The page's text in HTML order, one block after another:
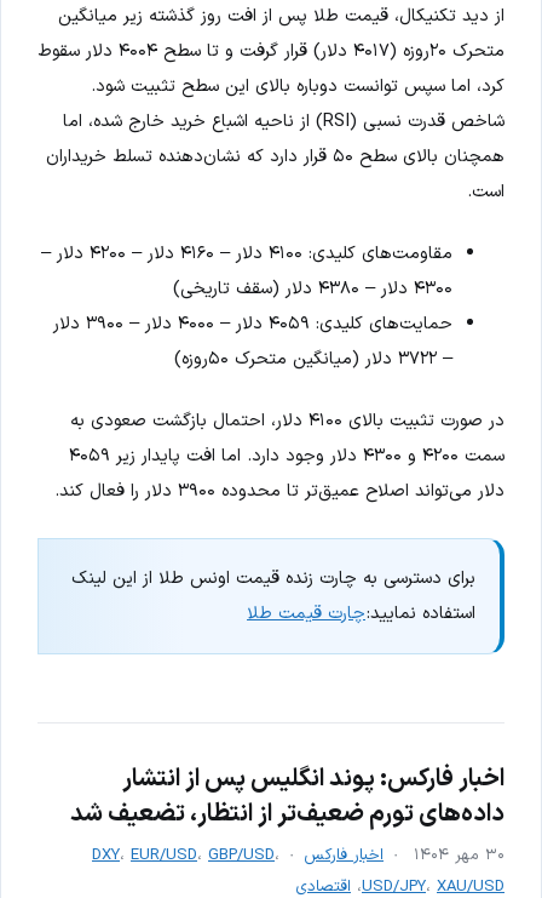
از دید تکنیکال، قیمت طلا پس از افت روز گذشته زیر میانگین
متحرک ۲۰روزه (۴۰۱۷ دلار) قرار گرفت و تا سطح ۴۰۰۴ دلار سقوط
کرد، اما سپس توانست دوباره بالای این سطح تثبیت شود.
شاخص قدرت نسبی (RSI) از ناحیه اشباع خرید خارج شده، اما
همچنان بالای سطح ۵۰ قرار دارد که نشان‌دهنده تسلط خریداران
است.
مقاومت‌های کلیدی: ۴۱۰۰ دلار – ۴۱۶۰ دلار – ۴۲۰۰ دلار –
۴۳۰۰ دلار – ۴۳۸۰ دلار (سقف تاریخی)
حمایت‌های کلیدی: ۴۰۵۹ دلار – ۴۰۰۰ دلار – ۳۹۰۰ دلار
– ۳۷۲۲ دلار (میانگین متحرک ۵۰روزه)
در صورت تثبیت بالای ۴۱۰۰ دلار، احتمال بازگشت صعودی به
سمت ۴۲۰۰ و ۴۳۰۰ دلار وجود دارد. اما افت پایدار زیر ۴۰۵۹
دلار می‌تواند اصلاح عمیق‌تر تا محدوده ۳۹۰۰ دلار را فعال کند.
برای دسترسی به چارت زنده قیمت اونس طلا از این لینک
استفاده نمایید:چارت قیمت طلا
اخبار فارکس: پوند انگلیس پس از انتشار
داده‌های تورم ضعیف‌تر از انتظار، تضعیف شد
۳۰ مهر ۱۴۰۴ اخبار فارکس DXY، EUR/USD، GBP/USD،
USD/JPY، XAU/USD ، اقتصادی